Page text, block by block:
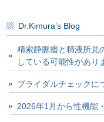
Dr.Kimura’s Blog
精索静脈瘤と精液所見
している可能性があり
ブライダルチェックに
2026年1月から性機能